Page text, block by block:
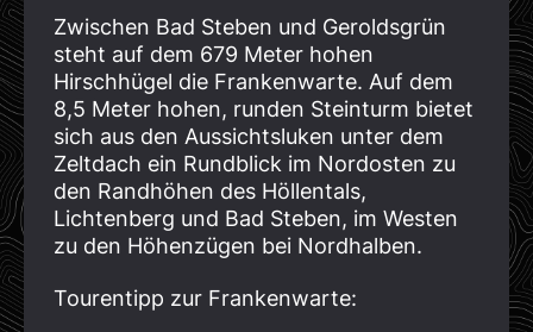
Zwischen Bad Steben und Geroldsgrün
steht auf dem 679 Meter hohen
Hirschhügel die Frankenwarte. Auf dem
8,5 Meter hohen, runden Steinturm bietet
sich aus den Aussichtsluken unter dem
Zeltdach ein Rundblick im Nordosten zu
den Randhöhen des Höllentals,
Lichtenberg und Bad Steben, im Westen
zu den Höhenzügen bei Nordhalben.
Tourentipp zur Frankenwarte: